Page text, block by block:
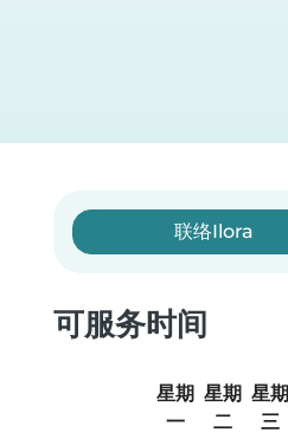
联络Ilora
可服务时间
星期
一
星期
二
星期
三